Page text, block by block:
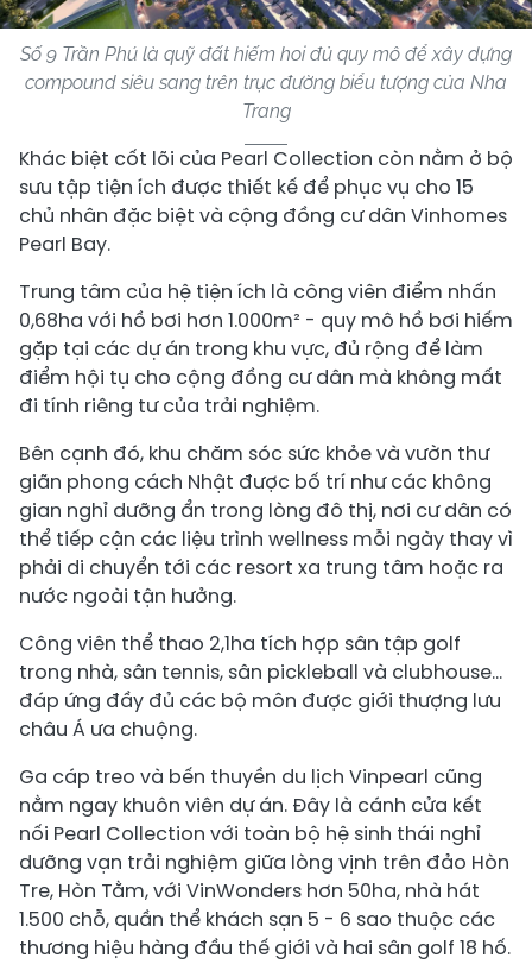
Số 9 Trần Phú là quỹ đất hiếm hoi đủ quy mô để xây dựng
compound siêu sang trên trục đường biểu tượng của Nha
Trang
Khác biệt cốt lõi của Pearl Collection còn nằm ở bộ
sưu tập tiện ích được thiết kế để phục vụ cho 15
chủ nhân đặc biệt và cộng đồng cư dân Vinhomes
Pearl Bay.
Trung tâm của hệ tiện ích là công viên điểm nhấn
0,68ha với hồ bơi hơn 1.000m² - quy mô hồ bơi hiếm
gặp tại các dự án trong khu vực, đủ rộng để làm
điểm hội tụ cho cộng đồng cư dân mà không mất
đi tính riêng tư của trải nghiệm.
Bên cạnh đó, khu chăm sóc sức khỏe và vườn thư
giãn phong cách Nhật được bố trí như các không
gian nghỉ dưỡng ẩn trong lòng đô thị, nơi cư dân có
thể tiếp cận các liệu trình wellness mỗi ngày thay vì
phải di chuyển tới các resort xa trung tâm hoặc ra
nước ngoài tận hưởng.
Công viên thể thao 2,1ha tích hợp sân tập golf
trong nhà, sân tennis, sân pickleball và clubhouse…
đáp ứng đầy đủ các bộ môn được giới thượng lưu
châu Á ưa chuộng.
Ga cáp treo và bến thuyền du lịch Vinpearl cũng
nằm ngay khuôn viên dự án. Đây là cánh cửa kết
nối Pearl Collection với toàn bộ hệ sinh thái nghỉ
dưỡng vạn trải nghiệm giữa lòng vịnh trên đảo Hòn
Tre, Hòn Tằm, với VinWonders hơn 50ha, nhà hát
1.500 chỗ, quần thể khách sạn 5 - 6 sao thuộc các
thương hiệu hàng đầu thế giới và hai sân golf 18 hố.